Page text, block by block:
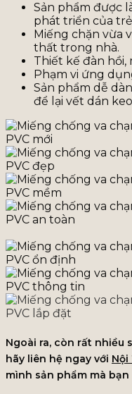
Sản phẩm được
phát triển của
Miếng chặn vừa
thất trong nhà.
Thiết kế đàn hồi,
Phạm vi ứng
Sản phẩm dễ
để lại vết dán
Ngoài ra, còn rất nhiều
hãy liên hệ ngay với Nội
mình sản phẩm mà